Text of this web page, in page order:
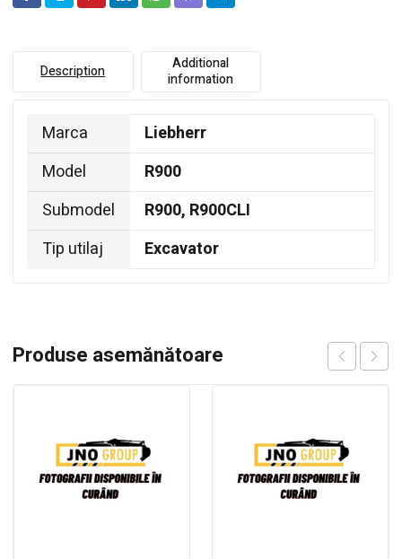
Description
Additional
information
Marca
Liebherr
Model
R900
Submodel
R900, R900CLI
Tip utilaj
Excavator
Produse asemănătoare